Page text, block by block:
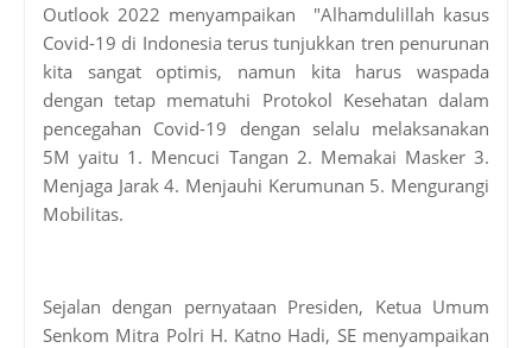
Outlook 2022 menyampaikan
"Alhamdulillah kasus
Covid-19 di Indonesia terus tunjukkan tren penurunan
kita sangat optimis, namun kita harus waspada
dengan tetap mematuhi Protokol Kesehatan dalam
pencegahan Covid-19 dengan selalu melaksanakan
5M yaitu 1. Mencuci Tangan 2. Memakai Masker 3.
Menjaga Jarak 4. Menjauhi Kerumunan 5. Mengurangi
Mobilitas.
Sejalan dengan pernyataan Presiden, Ketua Umum
Senkom Mitra Polri H. Katno Hadi, SE menyampaikan